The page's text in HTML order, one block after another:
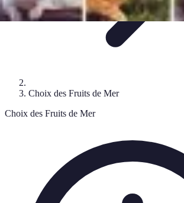
Choix des Fruits de Mer
Choix des Fruits de Mer